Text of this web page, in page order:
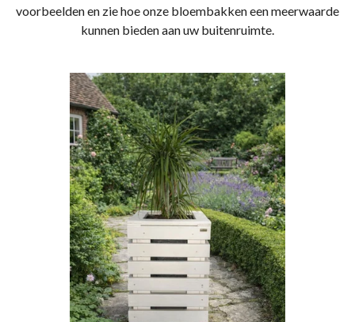
voorbeelden en zie hoe onze bloembakken een meerwaarde
kunnen bieden aan uw buitenruimte.